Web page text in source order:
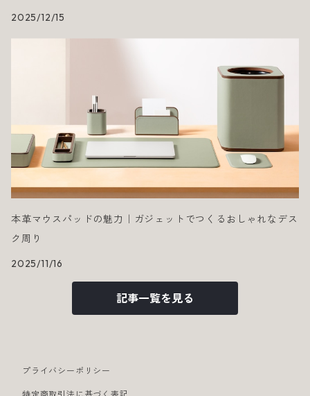
2025/12/15
本革マウスパッドの魅力｜ガジェットでつくるおしゃれなデス
ク周り
2025/11/16
記事一覧を見る
プライバシーポリシー